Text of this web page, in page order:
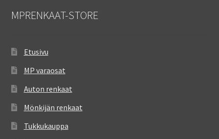
MPRENKAAT-STORE
Etusivu
MP varaosat
Auton renkaat
Mönkijän renkaat
Tukkukauppa